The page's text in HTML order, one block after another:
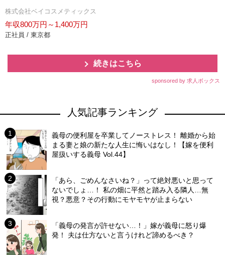
株式会社ベイコスメティックス
年収800万円～1,400万円
正社員 / 東京都
続きはこちら
sponsored by 求人ボックス
人気記事ランキング
義母の便利屋を卒業してノーストレス！ 離婚から始
まる妻と娘の新たな人生に悔いはなし！【嫁を便利
屋扱いする義母 Vol.44】
「あら、ごめんなさいね？」って絶対悪いと思って
ないでしょ…！ 私の畑に平然と踏み入る隣人…無
視？悪意？その行動にモヤモヤが止まらない
「義母の発言が許せない…！」嫁が義母に怒り爆
発！ 夫は仕方ないと言うけれど諦めるべき？